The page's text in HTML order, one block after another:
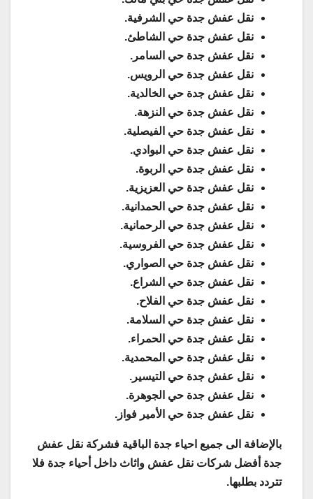
نقل عفش جدة حي الشرفية.
نقل عفش جدة حي الشاطئ.
نقل عفش جدة حي السامر.
نقل عفش جدة حي الرويس.
نقل عفش جدة حي الخالدية.
نقل عفش جدة حي النزهة.
نقل عفش جدة حي الفيصلية.
نقل عفش جدة حي البوادي.
نقل عفش جدة حي الربوة.
نقل عفش جدة حي العزيزية.
نقل عفش جدة حي الحمدانية.
نقل عفش جدة حي الرحمانية.
نقل عفش جدة حي الفروسية.
نقل عفش جدة حي الصواري.
نقل عفش جدة حي الشراع.
نقل عفش جدة حي الفلاح.
نقل عفش جدة حي السلامة.
نقل عفش جدة حي الحمراء.
نقل عفش جدة حي المحمدية.
نقل عفش جدة حي التيسير.
نقل عفش جدة حي الجوهرة.
نقل عفش جدة حي الأمير فواز.
بالإضافة الى جميع احياء جدة الباقية فشركة نقل عفش
جدة أفضل شركات نقل عفش واثاث داخل أحياء جدة فلا
تتردد بطلبها.